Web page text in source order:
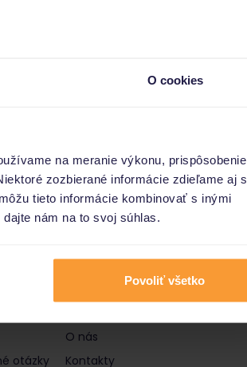
O cookies
na meranie výkonu, prispôsobenie
zozbierané informácie zdieľame aj s
tieto informácie kombinovať s inými
nám na to svoj súhlas.
Povoliť všetko
otázky
Porovnajto.sk
O nás
Kontakty